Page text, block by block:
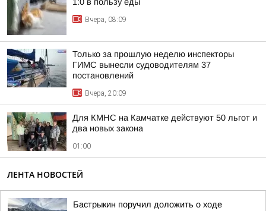
Вчера, 08:09
Только за прошлую неделю инспекторы
ГИМС вынесли судоводителям 37
постановлений
Вчера, 20:09
Для КМНС на Камчатке действуют 50 льгот и
два новых закона
01:00
ЛЕНТА НОВОСТЕЙ
Бастрыкин поручил доложить о ходе